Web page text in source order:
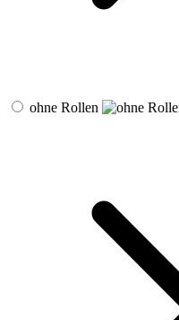
ohne Rollen